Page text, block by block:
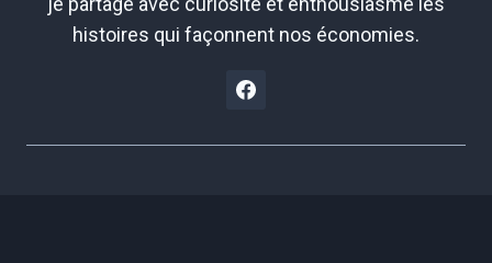
histoires qui façonnent nos économies.